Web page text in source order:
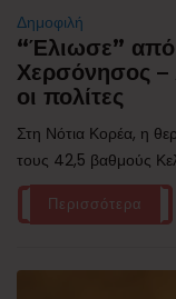
Δημοφιλή
“Έλιωσε” από
Χερσόνησος –
οι πολίτες
Στη Νότια Κορέα, η
τους 42,5 βαθμούς
Περισσότερα